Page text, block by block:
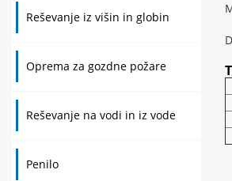
Reševanje iz višin in globin
Oprema za gozdne požare
Reševanje na vodi in iz vode
Penilo